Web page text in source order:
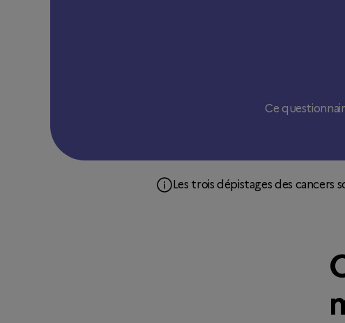
Ce
Les trois dépistages des cancers